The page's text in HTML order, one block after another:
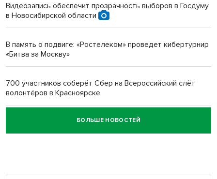
Новосибирский преподаватель с женой вошли в топ-16
Обновлённое отделение ВТБ открылось в Искитиме
Видеозапись обеспечит прозрачность выборов в Госдуму
в Новосибирской области
В память о подвиге: «Ростелеком» проведет кибертурнир
«Битва за Москву»
700 участников соберёт Сбер на Всероссийский слёт
волонтёров в Красноярске
Честный выбор: видеонаблюдение обеспечит
объективность результатов ЕДГ в Новосибирской
БОЛЬШЕ НОВОСТЕЙ